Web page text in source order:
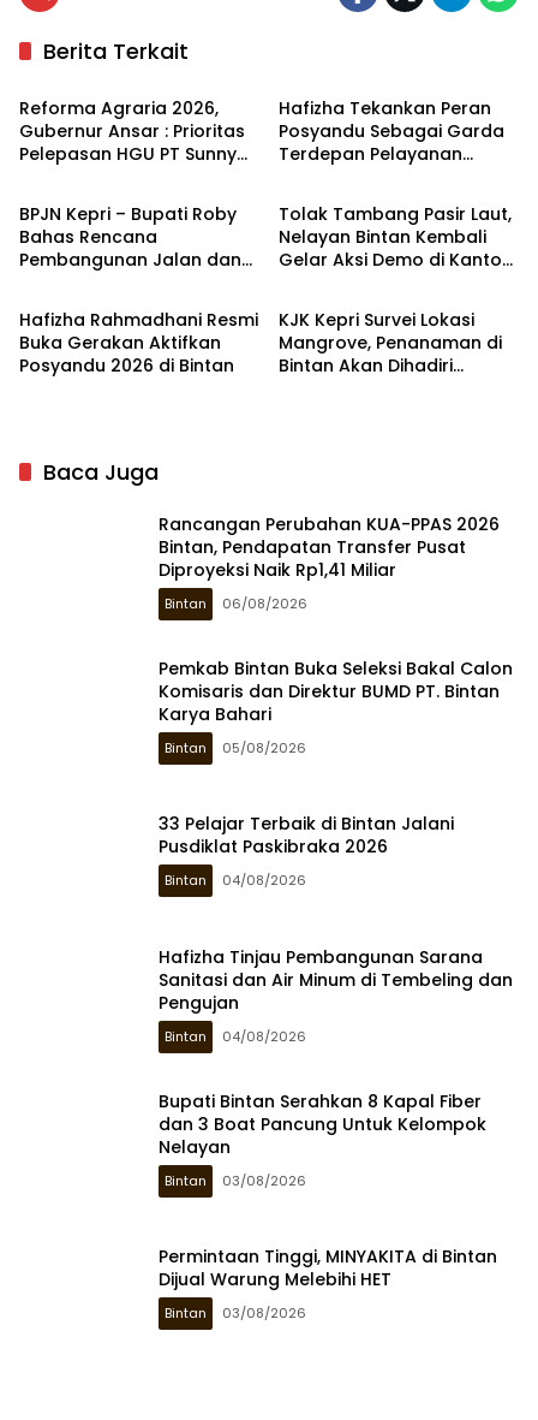
Berita Terkait
Kepulauan Riau
Reforma Agraria 2026,
Gubernur Ansar : Prioritas
Pelepasan HGU PT Sunny
Hafizha Tekankan Peran
Posyandu Sebagai Garda
Terdepan Pelayanan
Bintan
BPJN Kepri – Bupati Roby
Bahas Rencana
Pembangunan Jalan dan
Kepulauan Riau
Tolak Tambang Pasir Laut,
Nelayan Bintan Kembali
Gelar Aksi Demo di Kantor
Bintan
Hafizha Rahmadhani Resmi
Buka Gerakan Aktifkan
Posyandu 2026 di Bintan
Kepulauan Riau
KJK Kepri Survei Lokasi
Mangrove, Penanaman di
Bintan Akan Dihadiri
Baca Juga
Rancangan Perubahan KUA-PPAS 2026
Bintan, Pendapatan Transfer Pusat
Diproyeksi Naik Rp1,41 Miliar
Bintan 06/08/2026
Pemkab Bintan Buka Seleksi Bakal Calon
Komisaris dan Direktur BUMD PT. Bintan
Karya Bahari
Bintan 05/08/2026
33 Pelajar Terbaik di Bintan Jalani
Pusdiklat Paskibraka 2026
Bintan 04/08/2026
Hafizha Tinjau Pembangunan Sarana
Sanitasi dan Air Minum di Tembeling dan
Pengujan
Bintan 04/08/2026
Bupati Bintan Serahkan 8 Kapal Fiber
dan 3 Boat Pancung Untuk Kelompok
Nelayan
Bintan 03/08/2026
Permintaan Tinggi, MINYAKITA di Bintan
Dijual Warung Melebihi HET
Bintan 03/08/2026